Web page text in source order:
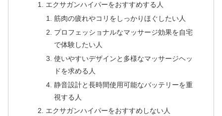
エクサガンハイパーをおすすめする人
筋肉の疲れやコリをしっかりほぐしたい人
プロフェッショナルなマッサージ効果を自宅
で体験したい人
使いやすいデザインと多様なマッサージヘッ
ドを求める人
静音設計と長時間使用可能なバッテリーを重
視する人
エクサガンハイパーをおすすめしない人